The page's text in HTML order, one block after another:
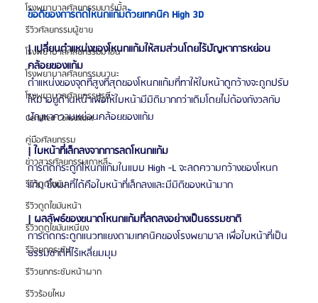
โรงพยาบาลศัลยกรรมมาร์เบิ้ล
รีวิวศัลยกรรมผู้ชาย
โรงพยาบาลศัลยกรรมมาอิน
โรงพยาบาลศัลยกรรมนานะ
โรงพยาบาลศัลยกรรมรูบี
Certified Consultant
คู่มือศัลยกรรม
ข่าวสารศัลยกรรมเกาหลี
รีวิวดูดไขมัน
รีวิวดูดไขมันหน้า
รีวิวดูดไขมันเหนียง
รีวิวยกกระชับ
รีวิวยกกระชับหน้าผาก
รีวิวร้อยไหม
ข้อดีของการตัดโหนกแก้มด้วยเทคนิค High 3D
| เปลี่ยนตำแหน่งของโหนกแก้มให้สมส่วนโดยไร้ปัญหาการหย่อน
คล้อยของแก้ม
ตำแหน่งของจุดที่สูงที่สุดของโหนกแก้มที่ทาให้ใบหน้าดูกว้างจะถูกปรับ
ให้มาอยู่ด้านหน้าเพื่อให้ใบหน้ามีมิติมากกว่าเดิมโดยไม่ต้องกังวลกับ
ปัญหาความหย่อนคล้อยของแก้ม
| ใบหน้าที่เล็กลงจากการลดโหนกแก้ม
การตัดกระดูกโหนกแก้มในแบบ High -L จะลดความกว้างของโหนก
แก้ม ซึ่งผลที่ได้คือใบหน้าที่เล็กลงและมีมิติของหน้ามาก
| ผลลัพธ์ของขนาดโหนกแก้มที่ลดลงอย่างเป็นธรรมชาติ
การตัดกระดูกแนวทแยงตามเทคนิคของโรงพยาบาล เพื่อใบหน้าที่เป็น
ธรรมชาติที่ไร้เหลี่ยมมุม